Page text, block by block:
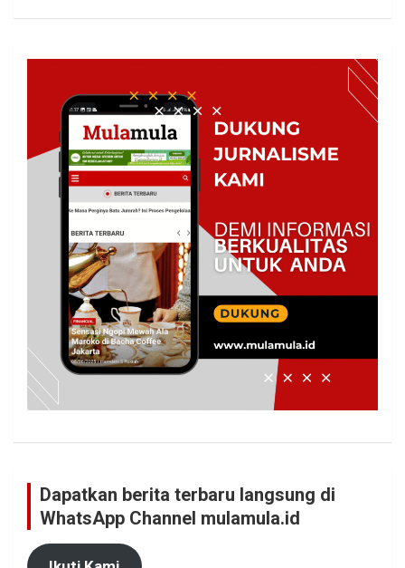
Dapatkan berita terbaru langsung di
WhatsApp Channel mulamula.id